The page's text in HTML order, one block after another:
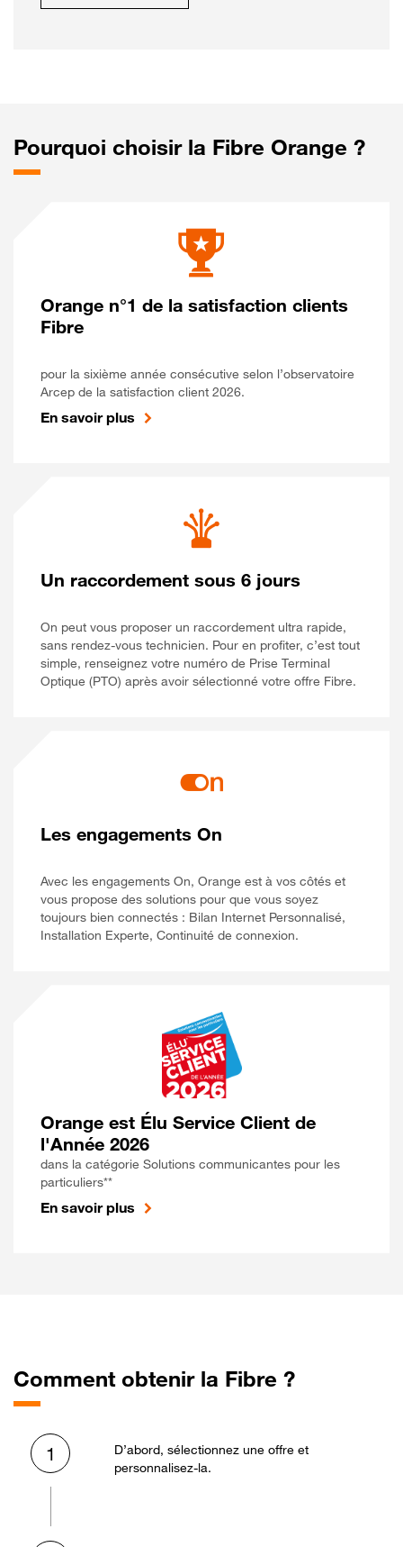
Pourquoi choisir la Fibre Orange ?
Orange n°1 de la satisfaction clients
Fibre
pour la sixième année consécutive selon l’observatoire
Arcep de la satisfaction client 2026.
En savoir plus
Un raccordement sous 6 jours
On peut vous proposer un raccordement ultra rapide,
sans rendez-vous technicien. Pour en profiter, c’est tout
simple, renseignez votre numéro de Prise Terminal
Optique (PTO) après avoir sélectionné votre offre Fibre.
Les engagements On
Avec les engagements On, Orange est à vos côtés et
vous propose des solutions pour que vous soyez
toujours bien connectés : Bilan Internet Personnalisé,
Installation Experte, Continuité de connexion.
Orange est Élu Service Client de
l'Année 2026
dans la catégorie Solutions communicantes pour les
particuliers**
En savoir plus
Comment obtenir la Fibre ?
1
D’abord, sélectionnez une offre et
personnalisez-la.